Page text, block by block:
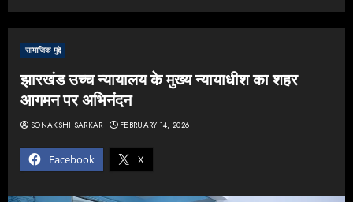
सामाजिक मुद्दे
झारखंड उच्च न्यायालय के मुख्य न्यायाधीश का शहर
आगमन पर अभिनंदन
Facebook X
SONAKSHI SARKAR FEBRUARY 14, 2026